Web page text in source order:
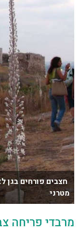
חצבים פורחים בגן
מטרני
מרבדי פריחה